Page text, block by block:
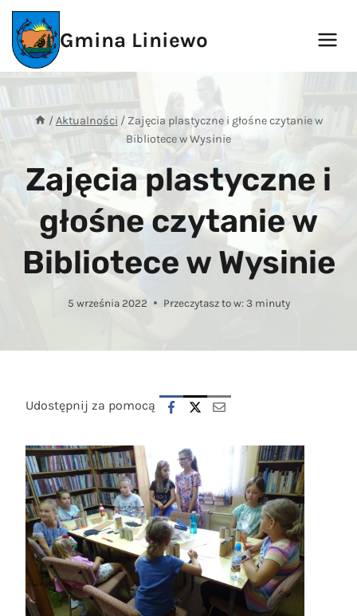
Przejdź
treści
Gmina Liniewo
/Aktualności / Zajęcia plastyczne i głośne czytanie w
Bibliotece w Wysinie
Zajęcia plastyczne i
głośne czytanie w
Bibliotece w Wysinie
5 września 2022 Przeczytasz to w:3 minuty
Udostępnij za pomocą